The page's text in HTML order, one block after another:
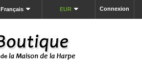
Connexion
EUR
Français